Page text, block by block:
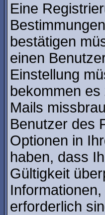
Eine
bestätigen
einen
Einstellung
bekommen
Mails
Benutzer des
Optionen in
haben, dass
Gültigkeit
erforderlich